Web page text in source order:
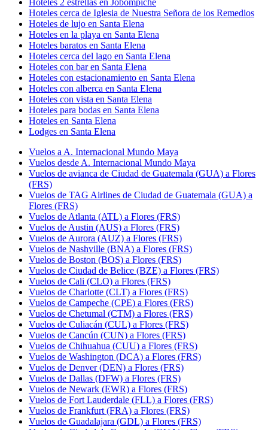
Hoteles 2 estrellas en Jobompiche
Hoteles cerca de Iglesia de Nuestra Señora de los Remedios
Hoteles de lujo en Santa Elena
Hoteles en la playa en Santa Elena
Hoteles baratos en Santa Elena
Hoteles cerca del lago en Santa Elena
Hoteles con bar en Santa Elena
Hoteles con estacionamiento en Santa Elena
Hoteles con alberca en Santa Elena
Hoteles con vista en Santa Elena
Hoteles para bodas en Santa Elena
Hoteles en Santa Elena
Lodges en Santa Elena
Vuelos a A. Internacional Mundo Maya
Vuelos desde A. Internacional Mundo Maya
Vuelos de avianca de Ciudad de Guatemala (GUA) a Flores
(FRS)
Vuelos de TAG Airlines de Ciudad de Guatemala (GUA) a
Flores (FRS)
Vuelos de Atlanta (ATL) a Flores (FRS)
Vuelos de Austin (AUS) a Flores (FRS)
Vuelos de Aurora (AUZ) a Flores (FRS)
Vuelos de Nashville (BNA) a Flores (FRS)
Vuelos de Boston (BOS) a Flores (FRS)
Vuelos de Ciudad de Belice (BZE) a Flores (FRS)
Vuelos de Cali (CLO) a Flores (FRS)
Vuelos de Charlotte (CLT) a Flores (FRS)
Vuelos de Campeche (CPE) a Flores (FRS)
Vuelos de Chetumal (CTM) a Flores (FRS)
Vuelos de Culiacán (CUL) a Flores (FRS)
Vuelos de Cancún (CUN) a Flores (FRS)
Vuelos de Chihuahua (CUU) a Flores (FRS)
Vuelos de Washington (DCA) a Flores (FRS)
Vuelos de Denver (DEN) a Flores (FRS)
Vuelos de Dallas (DFW) a Flores (FRS)
Vuelos de Newark (EWR) a Flores (FRS)
Vuelos de Fort Lauderdale (FLL) a Flores (FRS)
Vuelos de Frankfurt (FRA) a Flores (FRS)
Vuelos de Guadalajara (GDL) a Flores (FRS)